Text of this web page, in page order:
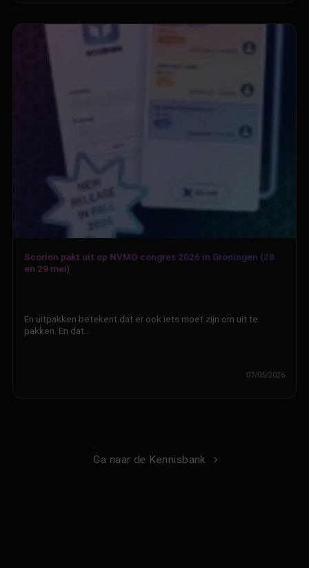
Scorion pakt uit op NVMO congres 2026 in Groningen (28
en 29 mei)
07/05/2026
En uitpakken betekent dat er ook iets moet zijn om uit te
pakken. En dat…
Ga naar de Kennisbank